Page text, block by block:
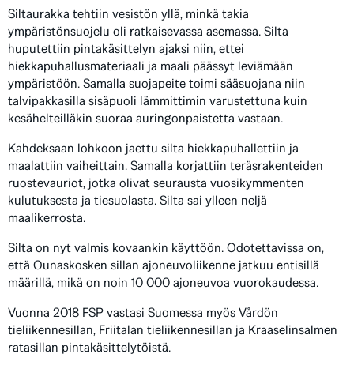
Siltaurakka tehtiin vesistön yllä, minkä takia
ympäristönsuojelu oli ratkaisevassa asemassa. Silta
huputettiin pintakäsittelyn ajaksi niin, ettei
hiekkapuhallusmateriaali ja maali päässyt leviämään
ympäristöön. Samalla suojapeite toimi sääsuojana niin
talvipakkasilla sisäpuoli lämmittimin varustettuna kuin
kesähelteilläkin suoraa auringonpaistetta vastaan.
Kahdeksaan lohkoon jaettu silta hiekkapuhallettiin ja
maalattiin vaiheittain. Samalla korjattiin teräsrakenteiden
ruostevauriot, jotka olivat seurausta vuosikymmenten
kulutuksesta ja tiesuolasta. Silta sai ylleen neljä
maalikerrosta.
Silta on nyt valmis kovaankin käyttöön. Odotettavissa on,
että Ounaskosken sillan ajoneuvoliikenne jatkuu entisillä
määrillä, mikä on noin 10 000 ajoneuvoa vuorokaudessa.
Vuonna 2018 FSP vastasi Suomessa myös Vårdön
tieliikennesillan, Friitalan tieliikennesillan ja Kraaselinsalmen
ratasillan pintakäsittelytöistä.